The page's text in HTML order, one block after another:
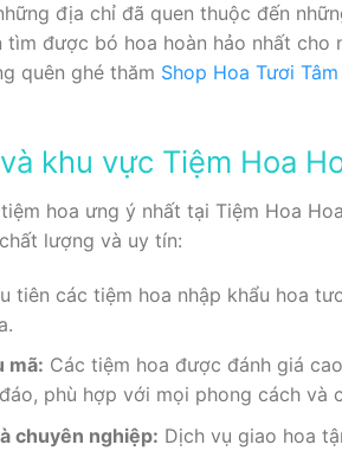
địa chỉ đã quen thuộc đến
được bó hoa hoàn hảo nhất
quên ghé thăm Shop Hoa Tươi
khu vực Tiệm Hoa
hoa ưng ý nhất tại Tiệm Hoa
lượng và uy tín:
tiên các tiệm hoa nhập khẩu hoa
mã: Các tiệm hoa được đánh giá
phù hợp với mọi phong cách và
chuyên nghiệp: Dịch vụ giao hoa